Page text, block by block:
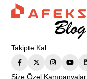
Takipte Kal
Size Özel Kampanyalar